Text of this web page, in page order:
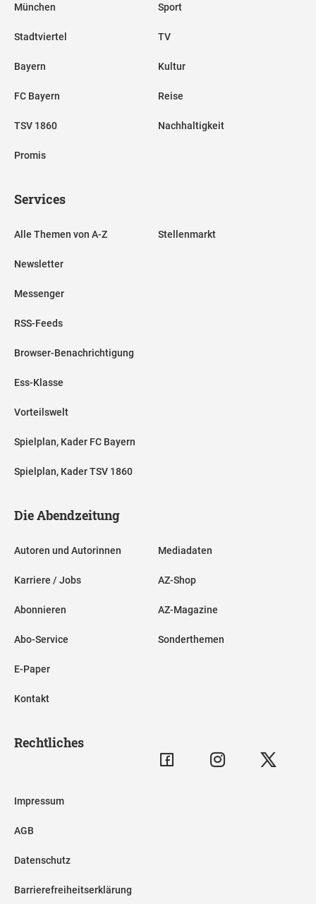
München
Stadtviertel
Bayern
FC Bayern
TSV 1860
Promis
Sport
TV
Kultur
Reise
Nachhaltigkeit
Services
Alle Themen von A-Z
Newsletter
Messenger
RSS-Feeds
Browser-Benachrichtigung
Ess-Klasse
Vorteilswelt
Spielplan, Kader FC Bayern
Spielplan, Kader TSV 1860
Stellenmarkt
Die Abendzeitung
Autoren und Autorinnen
Karriere / Jobs
Abonnieren
Abo-Service
E-Paper
Kontakt
Mediadaten
AZ-Shop
AZ-Magazine
Sonderthemen
Rechtliches
Impressum
AGB
Datenschutz
Barrierefreiheitserklärung